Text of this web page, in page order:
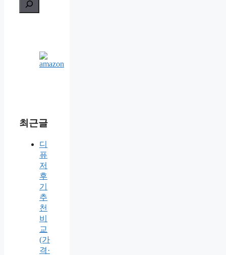
최근글
디
퓨
저
후
기
추
천
비
교
(가
격·